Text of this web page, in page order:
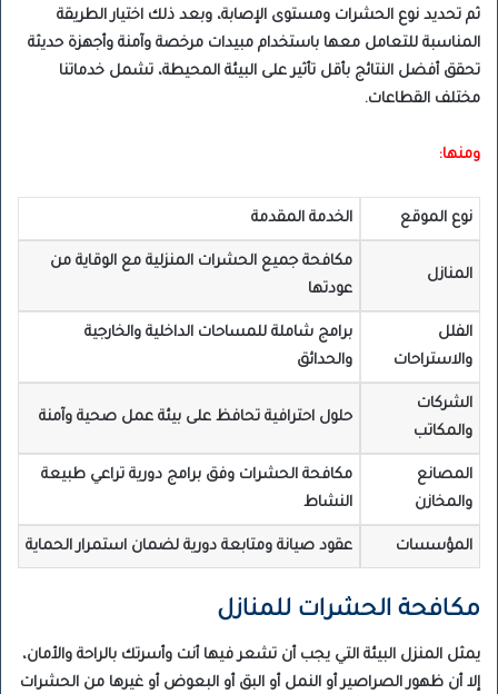
ثم تحديد نوع الحشرات ومستوى الإصابة، وبعد ذلك اختيار الطريقة
المناسبة للتعامل معها باستخدام مبيدات مرخصة وآمنة وأجهزة حديثة
تحقق أفضل النتائج بأقل تأثير على البيئة المحيطة، تشمل خدماتنا
مختلف القطاعات.
ومنها:
نوع الموقع الخدمة المقدمة
المنازل
مكافحة جميع الحشرات المنزلية مع الوقاية من
عودتها
الفلل
والاستراحات
برامج شاملة للمساحات الداخلية والخارجية
والحدائق
الشركات
والمكاتب
حلول احترافية تحافظ على بيئة عمل صحية وآمنة
المصانع
والمخازن
مكافحة الحشرات وفق برامج دورية تراعي طبيعة
النشاط
المؤسسات عقود صيانة ومتابعة دورية لضمان استمرار الحماية
مكافحة الحشرات للمنازل
يمثل المنزل البيئة التي يجب أن تشعر فيها أنت وأسرتك بالراحة والأمان،
إلا أن ظهور الصراصير أو النمل أو البق أو البعوض أو غيرها من الحشرات